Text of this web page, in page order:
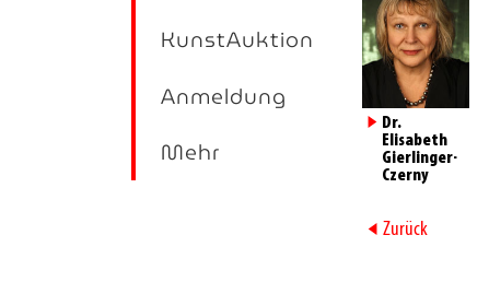
KunstAuktion
Anmeldung
Mehr
► Dr.
Elisabeth
Gierlinger-
Czerny
► Zurück